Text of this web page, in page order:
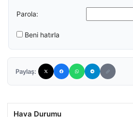
Parola:
Beni hatırla
Paylaş:
Hava Durumu